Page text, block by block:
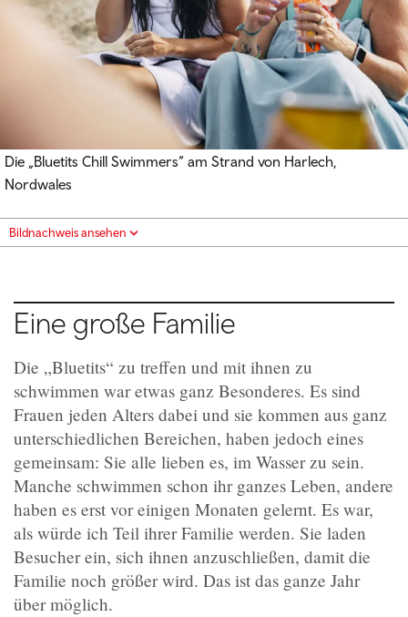
Die „Bluetits Chill Swimmers“ am Strand von Harlech,
Nordwales
Bildnachweis ansehen
Eine große Familie
Die „Bluetits“ zu treffen und mit ihnen zu
schwimmen war etwas ganz Besonderes. Es sind
Frauen jeden Alters dabei und sie kommen aus ganz
unterschiedlichen Bereichen, haben jedoch eines
gemeinsam: Sie alle lieben es, im Wasser zu sein.
Manche schwimmen schon ihr ganzes Leben, andere
haben es erst vor einigen Monaten gelernt. Es war,
als würde ich Teil ihrer Familie werden. Sie laden
Besucher ein, sich ihnen anzuschließen, damit die
Familie noch größer wird. Das ist das ganze Jahr
über möglich.